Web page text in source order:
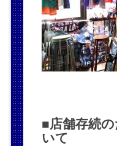
■店舗存続
いて